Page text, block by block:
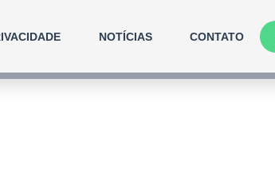
NOTÍCIAS CONTATO